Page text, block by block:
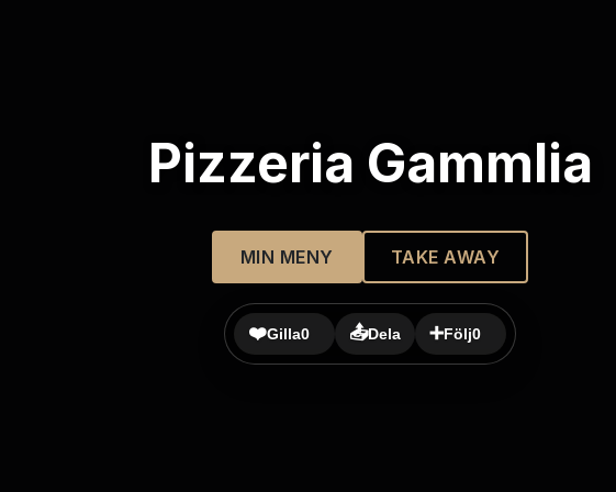
Pizzeria Gammlia
MIN MENY TAKE AWAY
❤️Gilla0 📤Dela ➕Följ0